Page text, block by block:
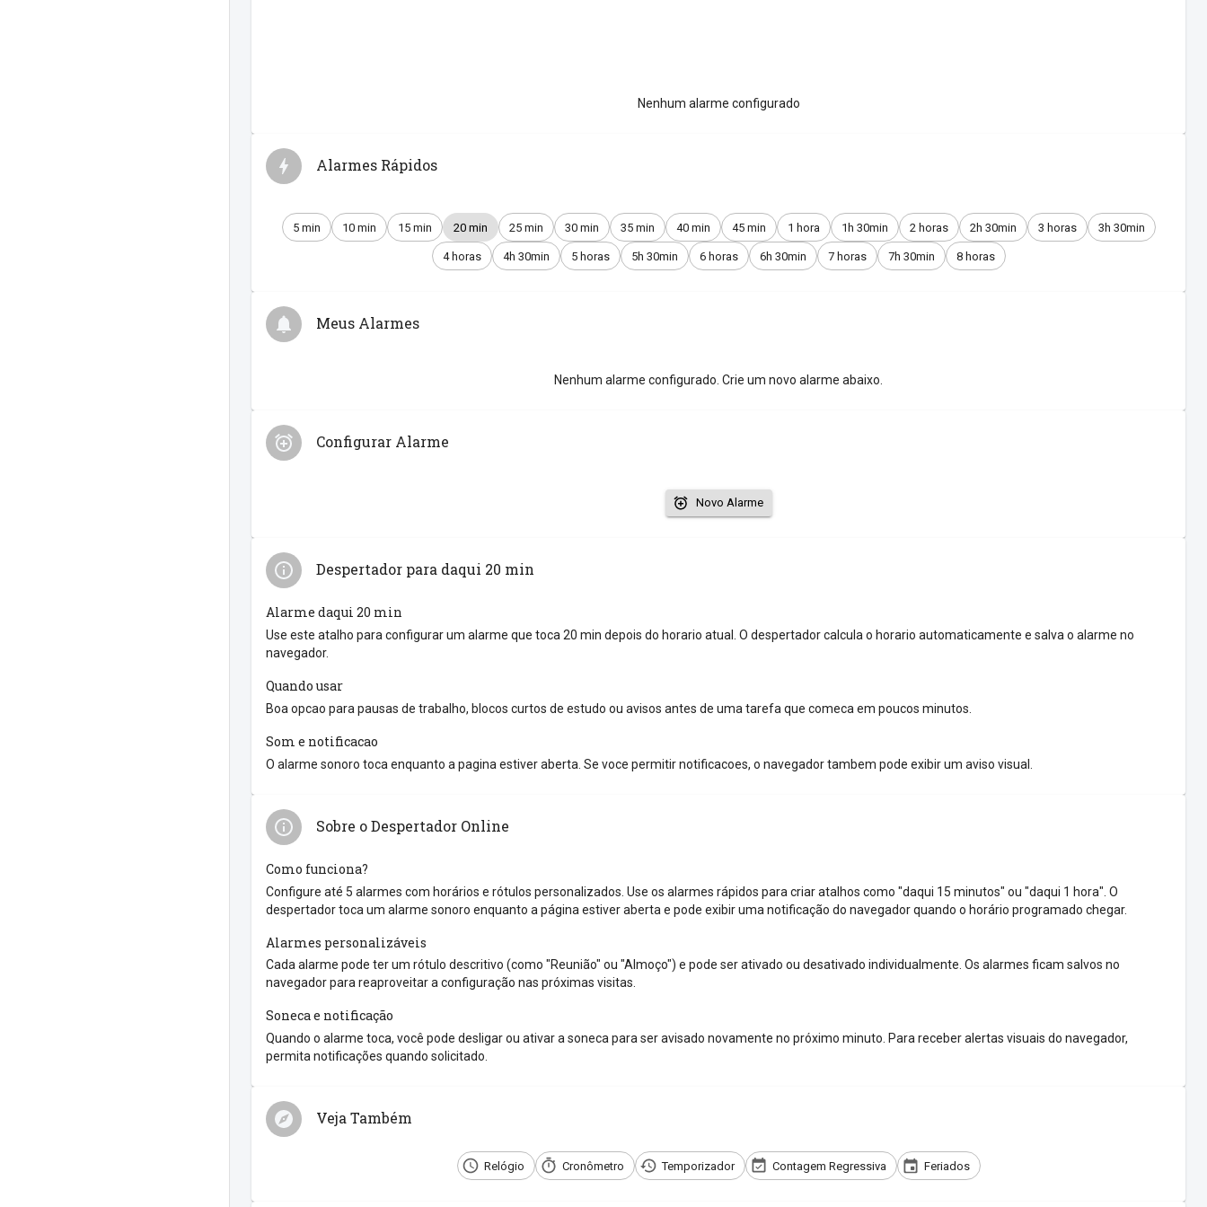
Nenhum alarme configurado
Alarmes Rápidos
5 min 10 min 15 min 20 min 25 min 30 min 35 min 40 min 45 min 1 hora 1h 30min 2 horas 2h 30min 3 horas 3h 30min
4 horas 4h 30min 5 horas 5h 30min 6 horas 6h 30min 7 horas 7h 30min 8 horas
Meus Alarmes
Nenhum alarme configurado. Crie um novo alarme abaixo.
Configurar Alarme
Novo Alarme
Despertador para daqui 20 min
Alarme daqui 20 min
Use este atalho para configurar um alarme que toca 20 min depois do horario atual. O despertador calcula o horario automaticamente e salva o alarme no
navegador.
Quando usar
Boa opcao para pausas de trabalho, blocos curtos de estudo ou avisos antes de uma tarefa que comeca em poucos minutos.
Som e notificacao
O alarme sonoro toca enquanto a pagina estiver aberta. Se voce permitir notificacoes, o navegador tambem pode exibir um aviso visual.
Sobre o Despertador Online
Como funciona?
Configure até 5 alarmes com horários e rótulos personalizados. Use os alarmes rápidos para criar atalhos como "daqui 15 minutos" ou "daqui 1 hora". O
despertador toca um alarme sonoro enquanto a página estiver aberta e pode exibir uma notificação do navegador quando o horário programado chegar.
Alarmes personalizáveis
Cada alarme pode ter um rótulo descritivo (como "Reunião" ou "Almoço") e pode ser ativado ou desativado individualmente. Os alarmes ficam salvos no
navegador para reaproveitar a configuração nas próximas visitas.
Soneca e notificação
Quando o alarme toca, você pode desligar ou ativar a soneca para ser avisado novamente no próximo minuto. Para receber alertas visuais do navegador,
permita notificações quando solicitado.
Veja Também
Relógio Cronômetro Temporizador Contagem Regressiva Feriados